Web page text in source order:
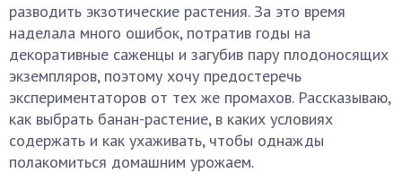
разводить экзотические растения. За это время
наделала много ошибок, потратив годы на
декоративные саженцы и загубив пару плодоносящих
экземпляров, поэтому хочу предостеречь
экспериментаторов от тех же промахов. Рассказываю,
как выбрать банан-растение, в каких условиях
содержать и как ухаживать, чтобы однажды
полакомиться домашним урожаем.